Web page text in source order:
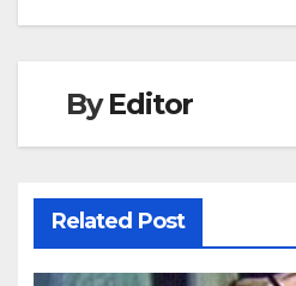
ByEditor
Related Post